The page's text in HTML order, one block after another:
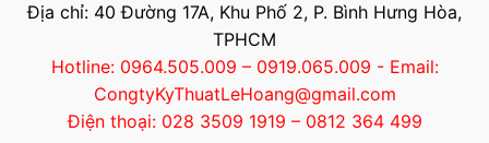
Địa chỉ: 40 Đường 17A, Khu Phố 2, P. Bình Hưng Hòa,
TPHCM
Hotline: 0964.505.009 – 0919.065.009 - Email:
CongtyKyThuatLeHoang@gmail.com
Điện thoại: 028 3509 1919 – 0812 364 499